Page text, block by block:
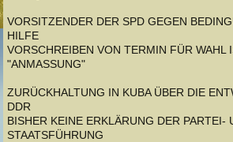
VORSITZENDER DER SPD GEGEN
HILFE
VORSCHREIBEN VON TERMIN FÜR WAHL
"ANMASSUNG"
ZURÜCKHALTUNG IN KUBA ÜBER DIE
DDR
BISHER KEINE ERKLÄRUNG DER PARTEI-
STAATSFÜHRUNG